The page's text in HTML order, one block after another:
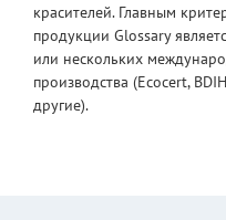
красителей. Главным
продукции Glossary
или нескольких
производства (Ecocert,
другие).